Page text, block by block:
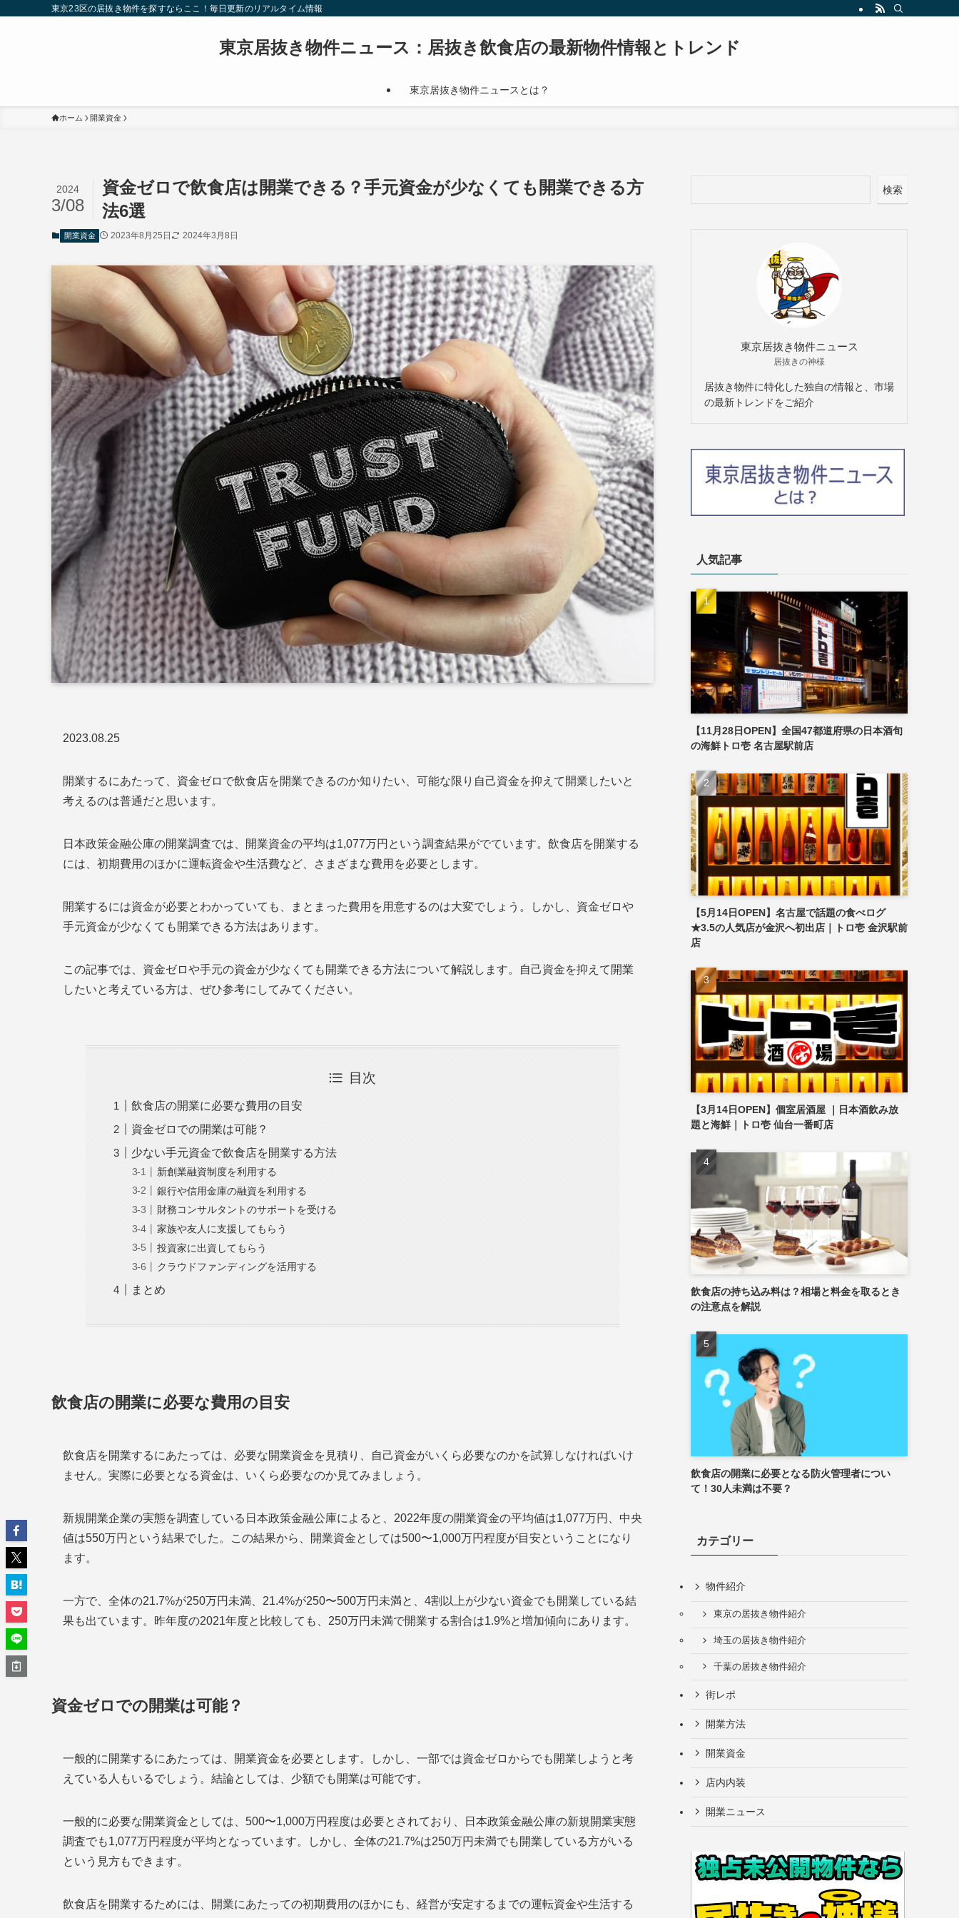
東京23区の居抜き物件を探すならここ！毎日更新のリアルタイム情報
東京居抜き物件ニュース：居抜き飲食店の最新物件情報とトレンド
東京居抜き物件ニュースとは？
ホーム 開業資金
資金ゼロで飲食店は開業できる？手元資金が少なくても開業できる方
法6選
2024
3/08
開業資金 2023年8月25日 2024年3月8日
2023.08.25
開業するにあたって、資金ゼロで飲食店を開業できるのか知りたい、可能な限り自己資金を抑えて開業したいと
考えるのは普通だと思います。
日本政策金融公庫の開業調査では、開業資金の平均は1,077万円という調査結果がでています。飲食店を開業する
には、初期費用のほかに運転資金や生活費など、さまざまな費用を必要とします。
開業するには資金が必要とわかっていても、まとまった費用を用意するのは大変でしょう。しかし、資金ゼロや
手元資金が少なくても開業できる方法はあります。
この記事では、資金ゼロや手元の資金が少なくても開業できる方法について解説します。自己資金を抑えて開業
したいと考えている方は、ぜひ参考にしてみてください。
目次
飲食店の開業に必要な費用の目安
資金ゼロでの開業は可能？
少ない手元資金で飲食店を開業する方法
新創業融資制度を利用する
銀行や信用金庫の融資を利用する
財務コンサルタントのサポートを受ける
家族や友人に支援してもらう
投資家に出資してもらう
クラウドファンディングを活用する
まとめ
飲食店の開業に必要な費用の目安
飲食店を開業するにあたっては、必要な開業資金を見積り、自己資金がいくら必要なのかを試算しなければいけ
ません。実際に必要となる資金は、いくら必要なのか見てみましょう。
新規開業企業の実態を調査している日本政策金融公庫によると、2022年度の開業資金の平均値は1,077万円、中央
値は550万円という結果でした。この結果から、開業資金としては500〜1,000万円程度が目安ということになり
ます。
一方で、全体の21.7%が250万円未満、21.4%が250〜500万円未満と、4割以上が少ない資金でも開業している結
果も出ています。昨年度の2021年度と比較しても、250万円未満で開業する割合は1.9%と増加傾向にあります。
資金ゼロでの開業は可能？
一般的に開業するにあたっては、開業資金を必要とします。しかし、一部では資金ゼロからでも開業しようと考
えている人もいるでしょう。結論としては、少額でも開業は可能です。
一般的に必要な開業資金としては、500〜1,000万円程度は必要とされており、日本政策金融公庫の新規開業実態
調査でも1,077万円程度が平均となっています。しかし、全体の21.7%は250万円未満でも開業している方がいる
という見方もできます。
飲食店を開業するためには、開業にあたっての初期費用のほかにも、経営が安定するまでの運転資金や生活する
検索
東京居抜き物件ニュース
居抜きの神様
居抜き物件に特化した独自の情報と、市場
の最新トレンドをご紹介
人気記事
【11月28日OPEN】全国47都道府県の日本酒旬
の海鮮トロ壱 名古屋駅前店
【5月14日OPEN】名古屋で話題の食べログ
★3.5の人気店が金沢へ初出店｜トロ壱 金沢駅前
店
【3月14日OPEN】個室居酒屋 ｜日本酒飲み放
題と海鮮｜トロ壱 仙台一番町店
飲食店の持ち込み料は？相場と料金を取るとき
の注意点を解説
飲食店の開業に必要となる防火管理者につい
て！30人未満は不要？
カテゴリー
物件紹介
東京の居抜き物件紹介
埼玉の居抜き物件紹介
千葉の居抜き物件紹介
街レポ
開業方法
開業資金
店内内装
開業ニュース